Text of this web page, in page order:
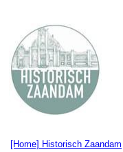
[Home] Historisch Zaandam